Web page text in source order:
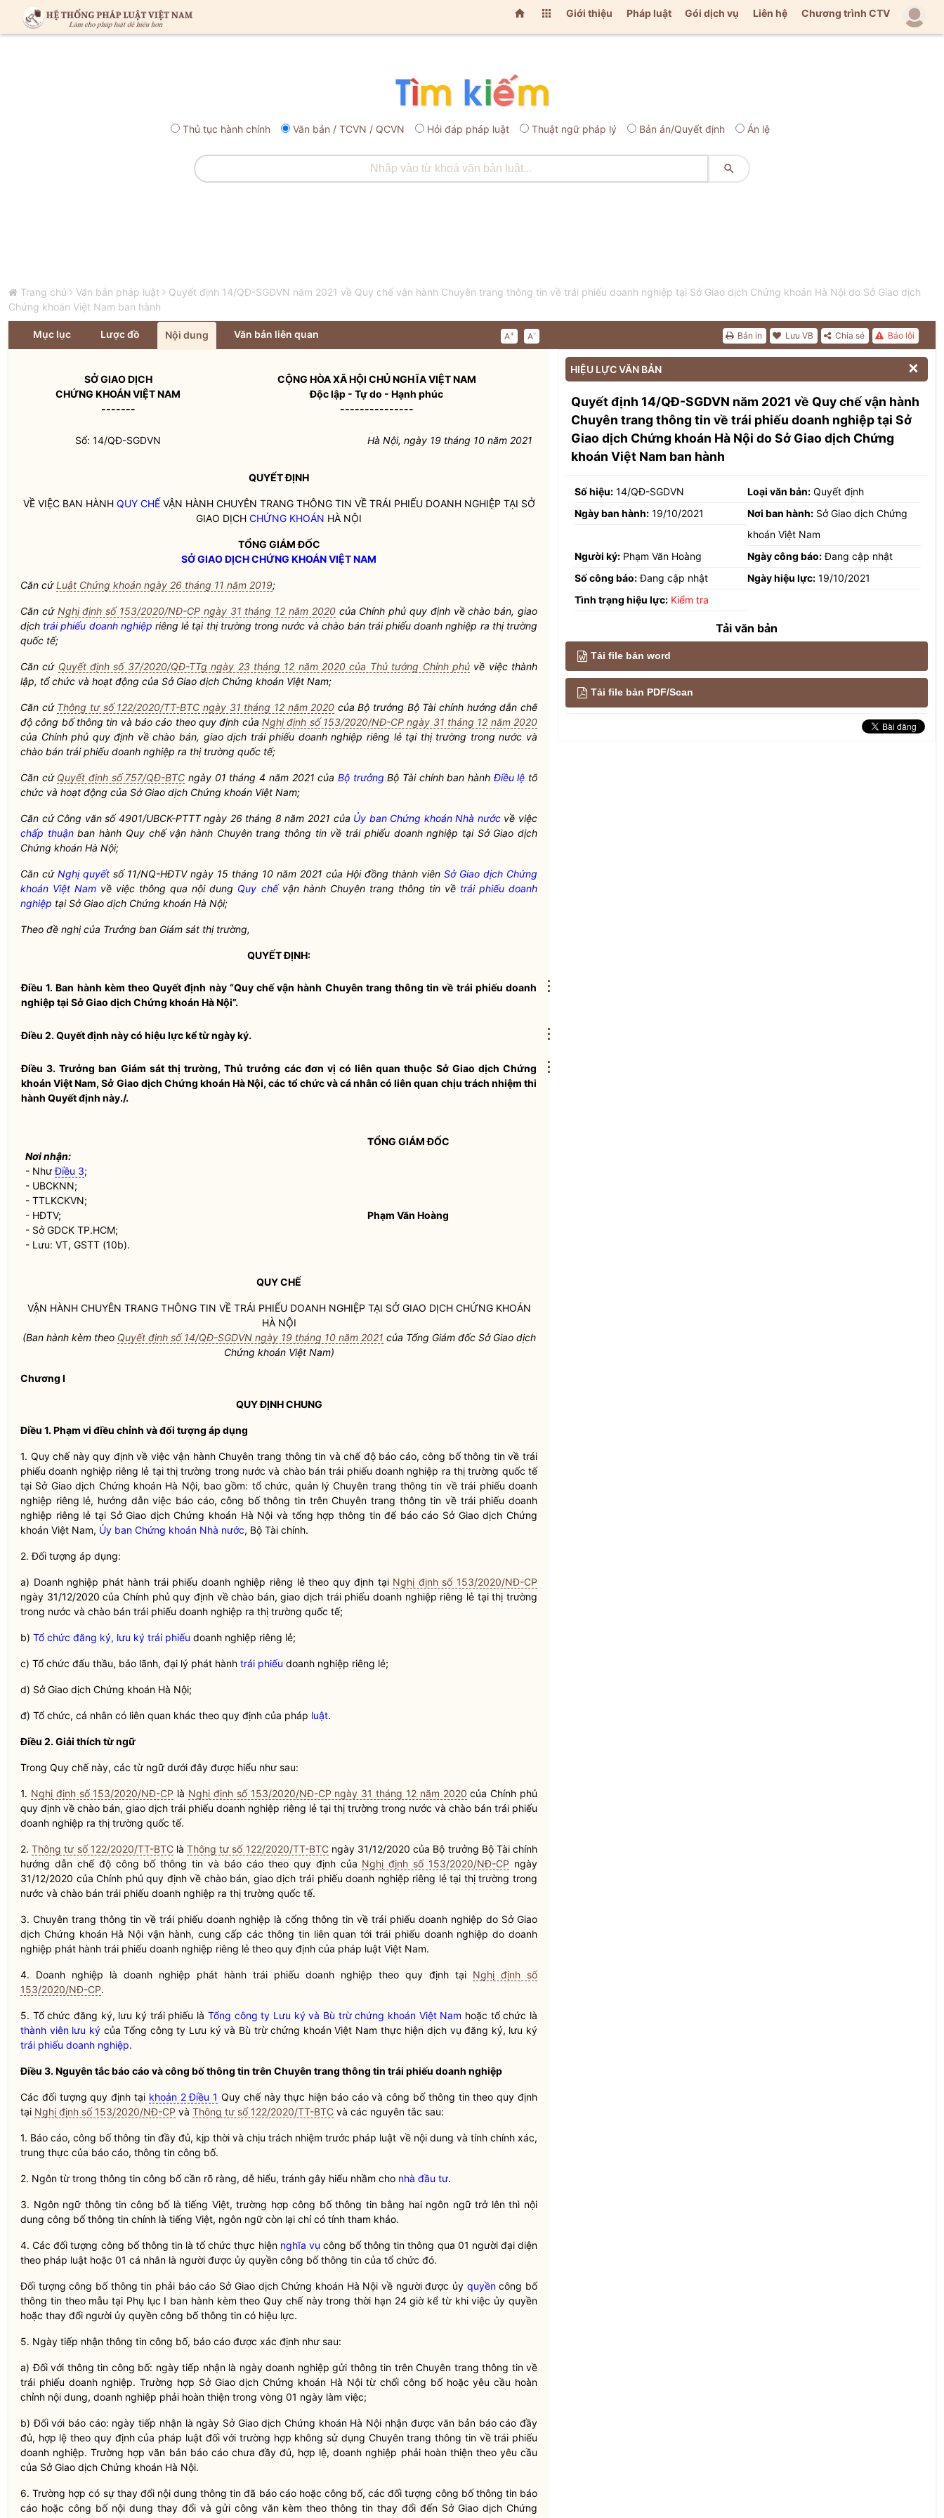
  Giới thiệu Pháp luật Gói dịch vụ Liên hệ Chương trình CTV
Thủ tục hành chính Văn bản / TCVN / QCVN Hỏi đáp pháp luật Thuật ngữ pháp lý Bản án/Quyết định Án lệ

Trang chủ Văn bản pháp luật
Quyết định 14/QĐ-SGDVN năm 2021 về Quy chế vận hành Chuyên trang thông tin về trái phiếu doanh nghiệp tại Sở Giao dịch Chứng khoán Hà Nội do Sở Giao dịch
Chứng khoán Việt Nam ban hành
Mục lục Lược đồ Nội dung Văn bản liên quan A+ A- Báo lỗi
Chia sẻ
Lưu VB
Bản in
SỞ GIAO DỊCH
CHỨNG KHOÁN VIỆT NAM
-------
CỘNG HÒA XÃ HỘI CHỦ NGHĨA VIỆT NAM
Độc lập - Tự do - Hạnh phúc
---------------
Số: 14/QĐ-SGDVN Hà Nội, ngày 19 tháng 10 năm 2021
QUYẾT ĐỊNH
VỀ VIỆC BAN HÀNH QUY CHẾVẬN HÀNH CHUYÊN TRANG THÔNG TIN VỀ TRÁI PHIẾU DOANH NGHIỆP TẠI SỞ
GIAO DỊCH CHỨNG KHOÁN HÀ NỘI
TỔNG GIÁM ĐỐC
SỞ GIAO DỊCH CHỨNG KHOÁN VIỆT NAM
Căn cứLuật Chứng khoán ngày 26 tháng 11 năm 2019;
Căn cứ Nghị định số 153/2020/NĐ-CP ngày 31 tháng 12 năm 2020của Chính phủ quy định về chào bán, giao
dịch trái phiếu doanh nghiệp riêng lẻ tại thị trường trong nước và chào bán trái phiếu doanh nghiệp ra thị trường
quốc tế;
Căn cứ Quyết định số 37/2020/QĐ-TTg ngày 23 tháng 12 năm 2020 của Thủ tướng Chính phủvề việc thành
lập, tổ chức và hoạt động của Sở Giao dịch Chứng khoán Việt Nam;
Căn cứ Thông tư số 122/2020/TT-BTC ngày 31 tháng 12 năm 2020 củaBộ trưởng Bộ Tài chính hướng dẫn chế
độ công bố thông tin và báo cáo theo quy định của Nghị định số 153/2020/NĐ-CP ngày 31 tháng 12 năm 2020
của Chính phủ quy định về chào bán, giao dịch trái phiếu doanh nghiệp riêng lẻ tại thị trường trong nước và
chào bán trái phiếu doanh nghiệp ra thị trường quốc tế;
Căn cứ Quyết định số 757/QĐ-BTC ngày 01 tháng 4 năm 2021 của Bộ trưởng Bộ Tài chính ban hành Điều lệ tổ
chức và hoạt động của Sở Giao dịch Chứng khoán Việt Nam;
Căn cứ Công văn số 4901/UBCK-PTTT ngày 26 tháng 8 năm 2021 của Ủy ban Chứng khoán Nhà nướcvề việc
chấp thuậnban hành Quy chếvận hành Chuyên trang thông tin về trái phiếu doanh nghiệp tại Sở Giao dịch
Chứng khoán Hà Nội;
Căn cứ Nghị quyết số 11/NQ-HĐTV ngày 15 tháng 10 năm 2021 của Hội đồng thành viên Sở Giao dịch Chứng
khoán Việt Nam về việc thông qua nội dung Quy chếvận hành Chuyên trang thông tin về trái phiếu doanh
nghiệp tại Sở Giao dịch Chứng khoán Hà Nội;
Theo đề nghị của Trưởng ban Giám sát thị trường,
QUYẾT ĐỊNH:
Điều 1. Ban hành kèm theo Quyết định này “Quy chếvận hành Chuyên trang thông tin về trái phiếu doanh
nghiệptại Sở Giao dịch Chứng khoán Hà Nội”.
Điều 2.Quyết định này có hiệu lực kể từ ngày ký.
Điều 3. Trưởng ban Giám sát thị trường, Thủ trưởng các đơn vị có liên quan thuộc Sở Giao dịch Chứng
khoán Việt Nam, Sở Giao dịch Chứng khoán Hà Nội, các tổ chức và cá nhân có liên quan chịu trách nhiệm thi
hành Quyết định này./.
Nơi nhận:
- NhưĐiều 3;
- UBCKNN;
- TTLKCKVN;
- HĐTV;
- Sở GDCK TP.HCM;
- Lưu: VT, GSTT (10b).
TỔNG GIÁM ĐỐC
Phạm Văn Hoàng
QUY CHẾ
VẬN HÀNH CHUYÊN TRANG THÔNG TIN VỀ TRÁI PHIẾU DOANH NGHIỆP TẠI SỞ GIAO DỊCH CHỨNG KHOÁN
HÀ NỘI
(Ban hành kèm theo Quyết định số 14/QĐ-SGDVN ngày 19 tháng 10 năm 2021 của Tổng Giám đốc Sở Giao dịch
Chứng khoán Việt Nam)
Chương I
QUY ĐỊNH CHUNG
Điều 1. Phạm vi điều chỉnh và đối tượng áp dụng
1. Quy chếnày quy định về việc vận hành Chuyên trang thông tin và chế độ báo cáo, công bố thông tin vềtrái
phiếu doanh nghiệp riêng lẻ tại thị trường trong nước và chào bántrái phiếu doanh nghiệp ra thị trường quốc tế
tại Sở Giao dịch Chứng khoán Hà Nội, bao gồm: tổ chức, quản lý Chuyên trang thông tin vềtrái phiếu doanh
nghiệp riêng lẻ, hướng dẫn việc báo cáo, công bố thông tin trên Chuyên trang thông tin về trái phiếu doanh
nghiệp riêng lẻ tại Sở Giao dịch Chứng khoán Hà Nội và tổng hợp thông tin để báo cáo Sở Giao dịch Chứng
khoán Việt Nam, Ủy ban Chứng khoán Nhà nước, Bộ Tài chính.
2. Đối tượng áp dụng:
a) Doanh nghiệp phát hành trái phiếu doanh nghiệp riêng lẻ theo quy định tại Nghị định số 153/2020/NĐ-CP
ngày 31/12/2020 của Chính phủ quy định về chào bán, giao dịch trái phiếu doanh nghiệp riêng lẻ tại thị trường
trong nước và chào bán trái phiếu doanh nghiệp ra thị trường quốc tế;
b) Tổ chức đăng ký, lưu ký trái phiếu doanh nghiệp riêng lẻ;
c) Tổ chức đấu thầu, bảo lãnh, đại lý phát hành trái phiếu doanh nghiệp riêng lẻ;
d) Sở Giao dịch Chứng khoán Hà Nội;
đ) Tổ chức, cá nhân có liên quan khác theo quy định của pháp luật.
Điều 2. Giải thích từ ngữ
Trong Quy chếnày, các từ ngữ dưới đây được hiểu như sau:
1. Nghị định số 153/2020/NĐ-CP là Nghị định số 153/2020/NĐ-CP ngày 31 tháng 12 năm 2020 của Chính phủ
quy định về chào bán, giao dịchtrái phiếu doanh nghiệp riêng lẻ tại thị trường trong nước và chào bán trái phiếu
doanh nghiệp ra thị trường quốc tế.
2.Thông tư số 122/2020/TT-BTClàThông tư số 122/2020/TT-BTCngày 31/12/2020 của Bộ trưởng Bộ Tài chính
hướng dẫn chế độ công bố thông tin và báo cáo theo quy định của Nghị định số 153/2020/NĐ-CP ngày
31/12/2020 của Chính phủ quy định về chào bán, giao dịchtrái phiếu doanh nghiệp riêng lẻ tại thị trường trong
nước và chào bán trái phiếu doanh nghiệp ra thị trường quốc tế.
3. Chuyên trang thông tin về trái phiếu doanh nghiệp là cổng thông tin về trái phiếu doanh nghiệp do Sở Giao
dịch Chứng khoánHà Nội vận hành, cung cấp các thông tin liên quan tớitrái phiếu doanh nghiệp do doanh
nghiệp phát hành trái phiếu doanh nghiệp riêng lẻ theo quy định của pháp luật Việt Nam.
4. Doanh nghiệp là doanh nghiệp phát hành trái phiếu doanh nghiệp theo quy định tại Nghị định số
153/2020/NĐ-CP.
5. Tổ chức đăng ký, lưu ký trái phiếu là Tổng công ty Lưu ký và Bù trừ chứng khoán Việt Nam hoặc tổ chức là
thành viên lưu kýcủaTổng công ty Lưu ký và Bù trừ chứng khoán Việt Nam thực hiện dịch vụ đăng ký, lưu ký
trái phiếu doanh nghiệp.
Điều 3. Nguyên tắc báo cáo và công bố thông tin trên Chuyên trang thông tin trái phiếu doanh nghiệp
Các đối tượng quy định tại khoản 2 Điều 1 Quy chếnày thực hiện báo cáo và công bố thông tin theo quy định
tại Nghị định số 153/2020/NĐ-CP và Thông tư số 122/2020/TT-BTC và các nguyên tắc sau:
1. Báo cáo, công bố thông tin đầy đủ, kịp thời và chịu trách nhiệm trước pháp luật về nội dung và tính chính xác,
trung thực của báo cáo, thông tin công bố.
2. Ngôn từ trong thông tin công bố cần rõ ràng, dễ hiểu, tránh gây hiểu nhầm cho nhà đầu tư.
3. Ngôn ngữ thông tin công bố là tiếng Việt, trường hợp công bố thông tin bằng hai ngôn ngữ trở lên thì nội
dung công bố thông tin chính là tiếng Việt, ngôn ngữ còn lại chỉ có tính tham khảo.
4. Các đối tượng công bố thông tin là tổ chức thực hiện nghĩa vụ công bố thông tin thông qua 01 người đại diện
theo pháp luật hoặc 01 cá nhân là người được ủy quyền công bố thông tin của tổ chức đó.
Đối tượng công bố thông tin phải báo cáo Sở Giao dịchChứng khoánHà Nội về người được ủy quyềncông bố
thông tin theo mẫu tại Phụ lục I ban hành kèm theoQuy chếnày trong thời hạn 24 giờ kể từ khi việc ủyquyền
hoặc thay đổi người ủy quyền công bố thông tin có hiệu lực.
5. Ngày tiếp nhận thông tin công bố, báo cáo được xác định như sau:
a) Đối với thông tin công bố: ngày tiếp nhận là ngày doanh nghiệp gửi thông tin trên Chuyên trang thông tin về
trái phiếu doanh nghiệp. Trường hợp Sở Giao dịchChứng khoán Hà Nội từ chối công bố hoặc yêu cầu hoàn
chỉnh nội dung, doanh nghiệp phải hoàn thiện trong vòng 01 ngày làm việc;
b) Đối với báo cáo: ngày tiếp nhận là ngày Sở Giao dịchChứng khoánHà Nội nhận được văn bản báo cáo đầy
đủ, hợp lệ theo quy định của pháp luậtđối với trường hợp không sử dụng Chuyên trang thông tin vềtrái phiếu
doanh nghiệp. Trường hợp văn bản báo cáo chưa đầy đủ, hợp lệ, doanh nghiệp phải hoàn thiện theo yêu cầu
của Sở Giao dịch Chứng khoán Hà Nội.
6. Trường hợp có sự thay đổi nội dung thông tin đã báo cáo hoặc công bố, các đối tượng công bố thông tin báo
cáo hoặc công bố nội dung thay đổi và gửi công văn kèm theo thông tin thay đổi đến Sở Giao dịch Chứng
HIỆU LỰC VĂN BẢN 
Quyết định 14/QĐ-SGDVN năm 2021 về Quy chế vận hành
Chuyên trang thông tin về trái phiếu doanh nghiệp tại Sở
Giao dịch Chứng khoán Hà Nội do Sở Giao dịch Chứng
khoán Việt Nam ban hành
Số hiệu: 14/QĐ-SGDVN Loại văn bản: Quyết định
Ngày ban hành: 19/10/2021 Nơi ban hành: Sở Giao dịch Chứng
khoán Việt Nam
Người ký: Phạm Văn Hoàng Ngày công báo:Đang cập nhật
Số công báo:Đang cập nhật Ngày hiệu lực: 19/10/2021
Tình trạng hiệu lực: Kiểm tra
Tải văn bản
Tải file bản word
Tải file bản PDF/Scan
⋮
⋮
⋮